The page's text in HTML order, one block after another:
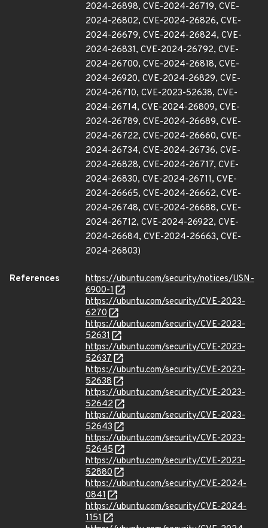
2024-26898, CVE-2024-26719, CVE-
2024-26802, CVE-2024-26826, CVE-
2024-26679, CVE-2024-26824, CVE-
2024-26831, CVE-2024-26792, CVE-
2024-26700, CVE-2024-26818, CVE-
2024-26920, CVE-2024-26829, CVE-
2024-26710, CVE-2023-52638, CVE-
2024-26714, CVE-2024-26809, CVE-
2024-26789, CVE-2024-26689, CVE-
2024-26722, CVE-2024-26660, CVE-
2024-26734, CVE-2024-26736, CVE-
2024-26828, CVE-2024-26717, CVE-
2024-26830, CVE-2024-26711, CVE-
2024-26665, CVE-2024-26662, CVE-
2024-26748, CVE-2024-26688, CVE-
2024-26712, CVE-2024-26922, CVE-
2024-26684, CVE-2024-26663, CVE-
2024-26803)
References
https://ubuntu.com/security/notices/USN-
6900-1
https://ubuntu.com/security/CVE-2023-
6270
https://ubuntu.com/security/CVE-2023-
52631
https://ubuntu.com/security/CVE-2023-
52637
https://ubuntu.com/security/CVE-2023-
52638
https://ubuntu.com/security/CVE-2023-
52642
https://ubuntu.com/security/CVE-2023-
52643
https://ubuntu.com/security/CVE-2023-
52645
https://ubuntu.com/security/CVE-2023-
52880
https://ubuntu.com/security/CVE-2024-
0841
https://ubuntu.com/security/CVE-2024-
1151